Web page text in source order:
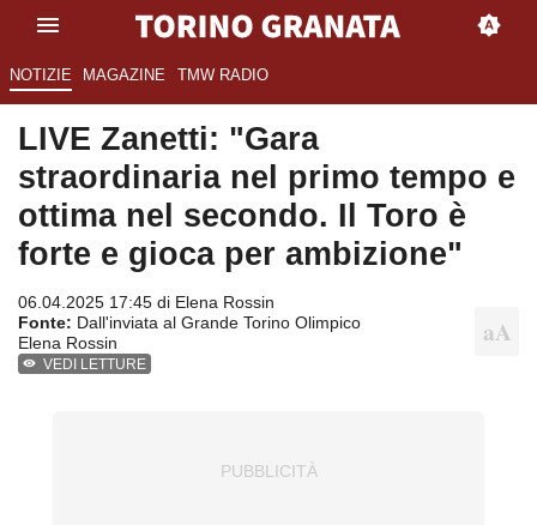
NOTIZIE MAGAZINE TMW RADIO
LIVE Zanetti: "Gara
straordinaria nel primo tempo e
ottima nel secondo. Il Toro è
forte e gioca per ambizione"
06.04.2025 17:45 di Elena Rossin
Fonte: Dall'inviata al Grande Torino Olimpico
Elena Rossin
VEDI LETTURE